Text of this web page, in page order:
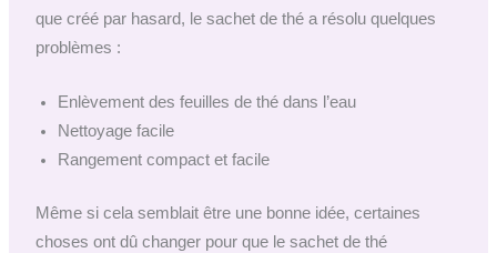
que créé par hasard, le sachet de thé a résolu quelques
problèmes :
Enlèvement des feuilles de thé dans l’eau
Nettoyage facile
Rangement compact et facile
Même si cela semblait être une bonne idée, certaines
choses ont dû changer pour que le sachet de thé